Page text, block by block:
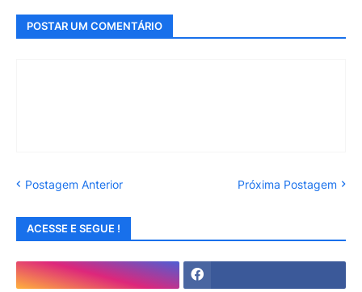
POSTAR UM COMENTÁRIO
Postagem Anterior Próxima Postagem
ACESSE E SEGUE !